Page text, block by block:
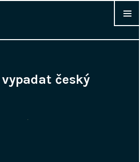
český